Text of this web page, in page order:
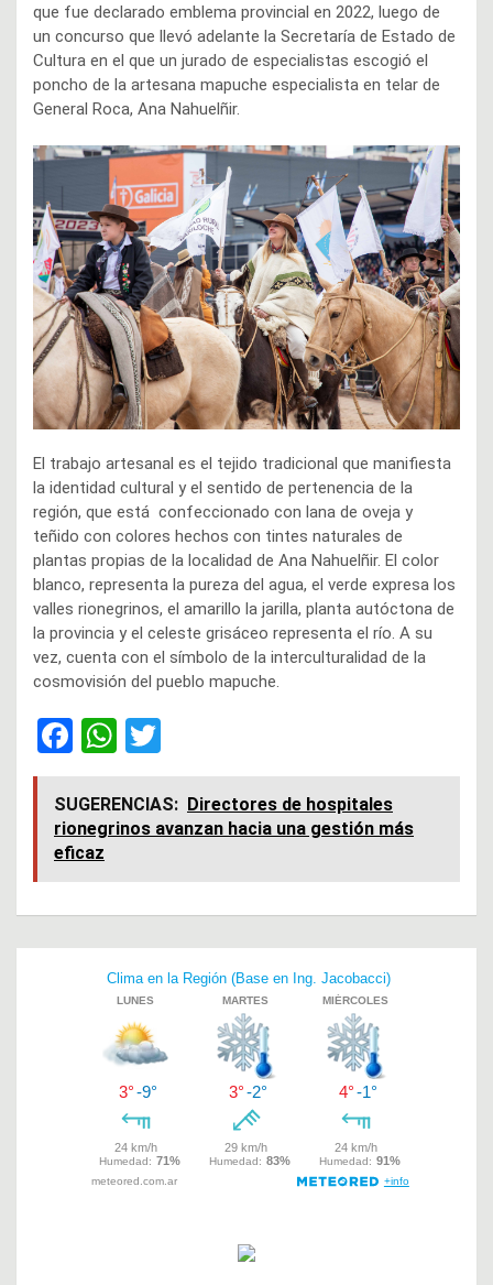
que fue declarado emblema provincial en 2022, luego de
un concurso que llevó adelante la Secretaría de Estado de
Cultura en el que un jurado de especialistas escogió el
poncho de la artesana mapuche especialista en telar de
General Roca, Ana Nahuelñir.
El trabajo artesanal es el tejido tradicional que manifiesta
la identidad cultural y el sentido de pertenencia de la
región, que está confeccionado con lana de oveja y
teñido con colores hechos con tintes naturales de
plantas propias de la localidad de Ana Nahuelñir. El color
blanco, representa la pureza del agua, el verde expresa los
valles rionegrinos, el amarillo la jarilla, planta autóctona de
la provincia y el celeste grisáceo representa el río. A su
vez, cuenta con el símbolo de la interculturalidad de la
cosmovisión del pueblo mapuche.
F
a
ce
b
o
o
k
W
h
at
s
A
p
p
wi
tt
er
SUGERENCIAS: Directores de hospitales
rionegrinos avanzan hacia una gestión más
eficaz
Navegación
entradas